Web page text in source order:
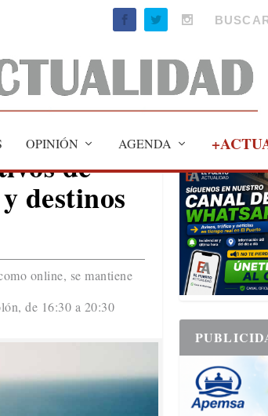
OPINIÓN AGENDA
de
destinos
online, se mantiene
de 16:30 a 20:30